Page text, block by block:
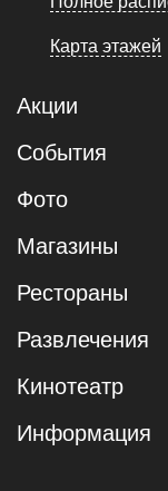
Карта этажей
Акции
События
Фото
Магазины
Рестораны
Развлечения
Кинотеатр
Информация